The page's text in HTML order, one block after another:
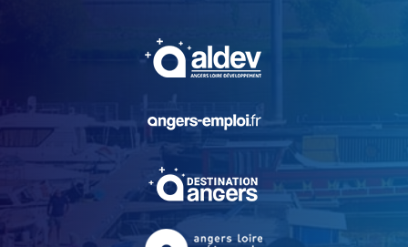
, Ouvre une nouvelle
, Ouvre une nouvelle